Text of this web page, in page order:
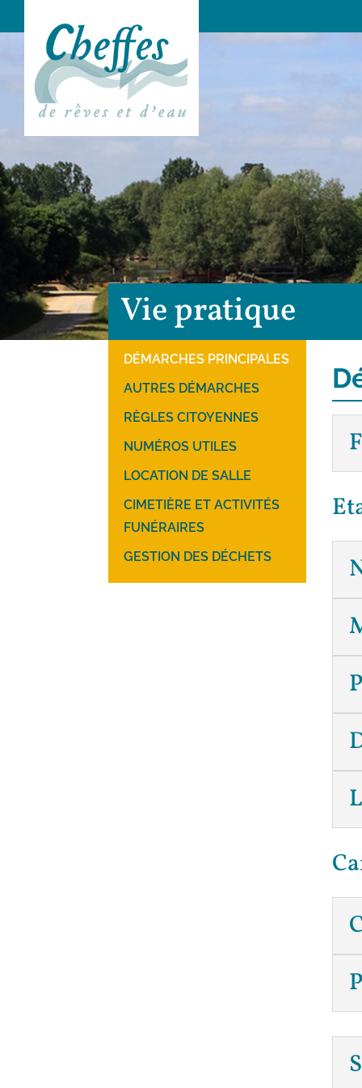
Vie pratique
DÉMARCHES PRINCIPALES
AUTRES DÉMARCHES
RÈGLES CITOYENNES
NUMÉROS UTILES
LOCATION DE SALLE
CIMETIÈRE ET ACTIVITÉS
FUNÉRAIRES
GESTION DES DÉCHETS